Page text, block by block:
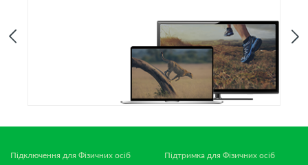
Підключення для Фізичних осіб Підтримка для Фізичних осіб